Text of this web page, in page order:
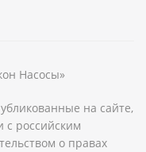
Насосы»
на сайте,
с российским
о правах